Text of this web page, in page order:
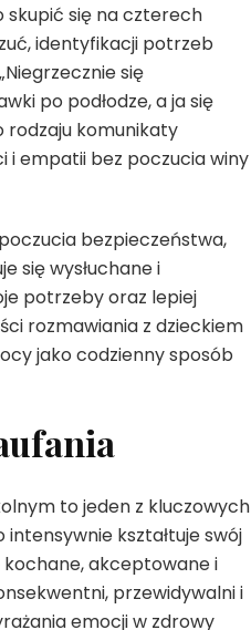
skupić się na czterech
identyfikacji potrzeb
się
po podłodze, a ja się
rodzaju komunikaty
i empatii bez poczucia winy
bezpieczeństwa,
się wysłuchane i
potrzeby oraz lepiej
rozmawiania z dzieckiem
jako codzienny sposób
to jeden z kluczowych
kształtuje swój
kochane, akceptowane i
przewidywalni i
emocji w zdrowy